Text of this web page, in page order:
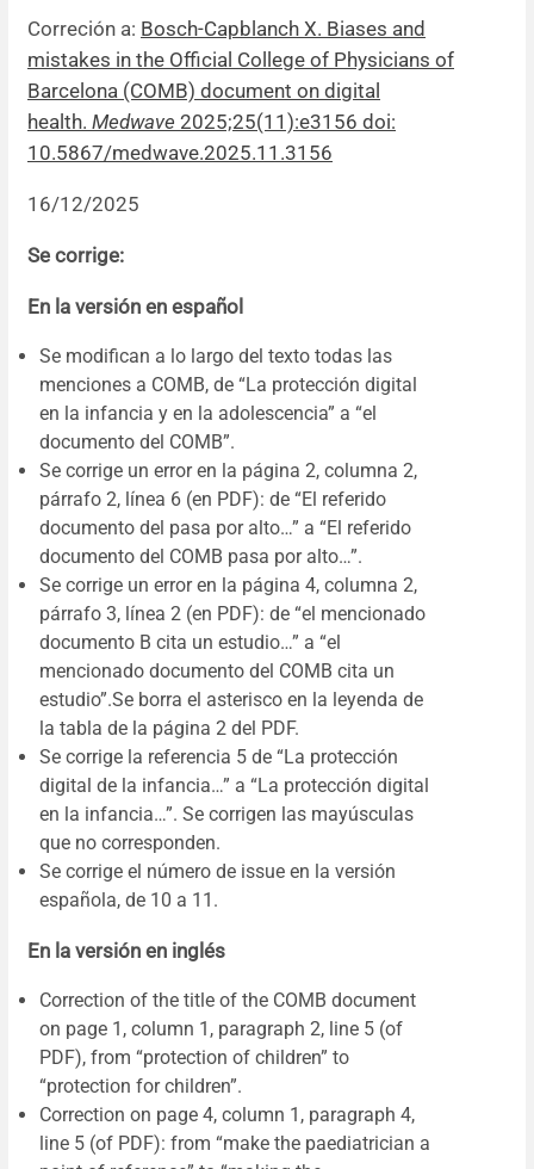
Editores
Comité editorial
Resúmenes de congresos
Noticias
Correción a: Bosch-Capblanch X. Biases and
mistakes in the Official College of Physicians of
Barcelona (COMB) document on digital
health. Medwave 2025;25(11):e3156 doi:
10.5867/medwave.2025.11.3156
16/12/2025
Se corrige:
En la versión en español
Se modifican a lo largo del texto todas las
menciones a COMB, de “La protección digital
en la infancia y en la adolescencia” a “el
documento del COMB”.
Se corrige un error en la página 2, columna 2,
párrafo 2, línea 6 (en PDF): de “El referido
documento del pasa por alto…” a “El referido
documento del COMB pasa por alto…”.
Se corrige un error en la página 4, columna 2,
párrafo 3, línea 2 (en PDF): de “el mencionado
documento B cita un estudio…” a “el
mencionado documento del COMB cita un
estudio”.Se borra el asterisco en la leyenda de
la tabla de la página 2 del PDF.
Se corrige la referencia 5 de “La protección
digital de la infancia…” a “La protección digital
en la infancia…”. Se corrigen las mayúsculas
que no corresponden.
Se corrige el número de issue en la versión
española, de 10 a 11.
En la versión en inglés
Correction of the title of the COMB document
on page 1, column 1, paragraph 2, line 5 (of
PDF), from “protection of children” to
“protection for children”.
Correction on page 4, column 1, paragraph 4,
line 5 (of PDF): from “make the paediatrician a